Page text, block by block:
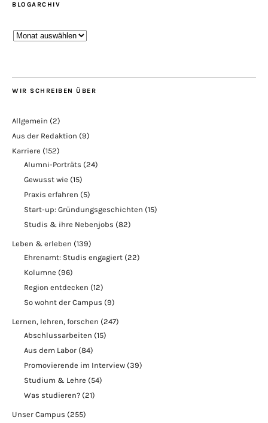
BLOGARCHIV
Blogarchiv
WIR SCHREIBEN ÜBER
Allgemein (2)
Aus der Redaktion (9)
Karriere (152)
Alumni-Porträts (24)
Gewusst wie (15)
Praxis erfahren (5)
Start-up: Gründungsgeschichten (15)
Studis & ihre Nebenjobs (82)
Leben & erleben (139)
Ehrenamt: Studis engagiert (22)
Kolumne (96)
Region entdecken (12)
So wohnt der Campus (9)
Lernen, lehren, forschen (247)
Abschlussarbeiten (15)
Aus dem Labor (84)
Promovierende im Interview (39)
Studium & Lehre (54)
Was studieren? (21)
Unser Campus (255)